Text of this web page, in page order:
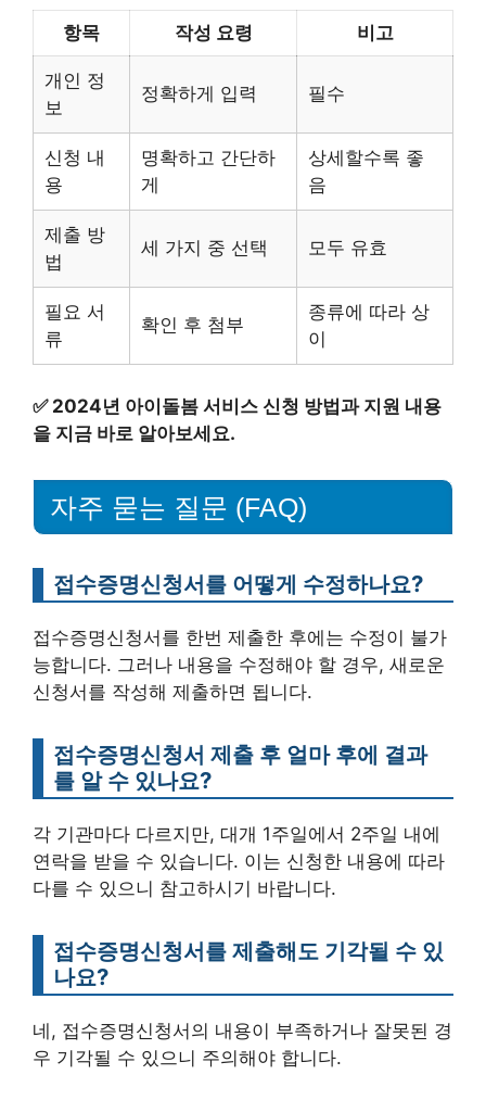
항목 작성 요령 비고
개인 정
보
정확하게 입력 필수
신청 내
용
명확하고 간단하
게
상세할수록 좋
음
제출 방
법
세 가지 중 선택 모두 유효
필요 서
류
확인 후 첨부
종류에 따라 상
이
✅ 2024년 아이돌봄 서비스 신청 방법과 지원 내용
을 지금 바로 알아보세요.
자주 묻는 질문 (FAQ)
접수증명신청서를 어떻게 수정하나요?
접수증명신청서를 한번 제출한 후에는 수정이 불가
능합니다. 그러나 내용을 수정해야 할 경우, 새로운
신청서를 작성해 제출하면 됩니다.
접수증명신청서 제출 후 얼마 후에 결과
를 알 수 있나요?
각 기관마다 다르지만, 대개 1주일에서 2주일 내에
연락을 받을 수 있습니다. 이는 신청한 내용에 따라
다를 수 있으니 참고하시기 바랍니다.
접수증명신청서를 제출해도 기각될 수 있
나요?
네, 접수증명신청서의 내용이 부족하거나 잘못된 경
우 기각될 수 있으니 주의해야 합니다.